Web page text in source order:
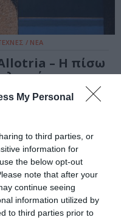
My Personal
to third parties, or
information for
the below opt-out
note that after your
continue seeing
information utilized by
to third parties prior to
/ ΝΕΑ
– Η πίσω
των
πραγμάτων:
έκθεση